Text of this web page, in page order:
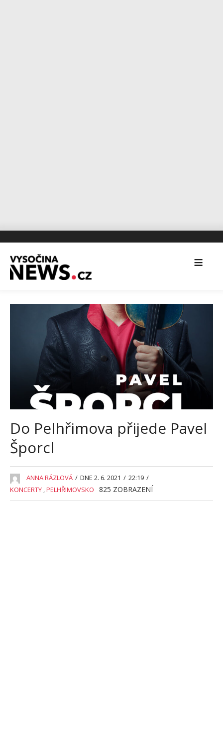
Do Pelhřimova přijede Pavel
Šporcl
ANNA RÁZLOVÁ / DNE 2. 6. 2021 / 22:19 /
KONCERTY ,PELHŘIMOVSKO 825 ZOBRAZENÍ